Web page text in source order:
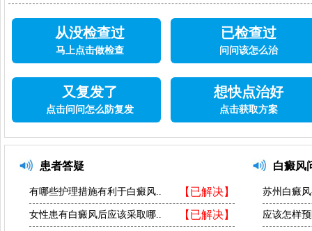
从没检查过
马上点击做检查
已检查过
问问该怎么治
又复发了
点击问问怎么防复发
想快点治好
点击获取方案
患者答疑
【已解决】
有哪些护理措施有利于白癜风..
【已解决】
女性患有白癜风后应该采取哪..
白癜风
苏州白癜
应该怎样